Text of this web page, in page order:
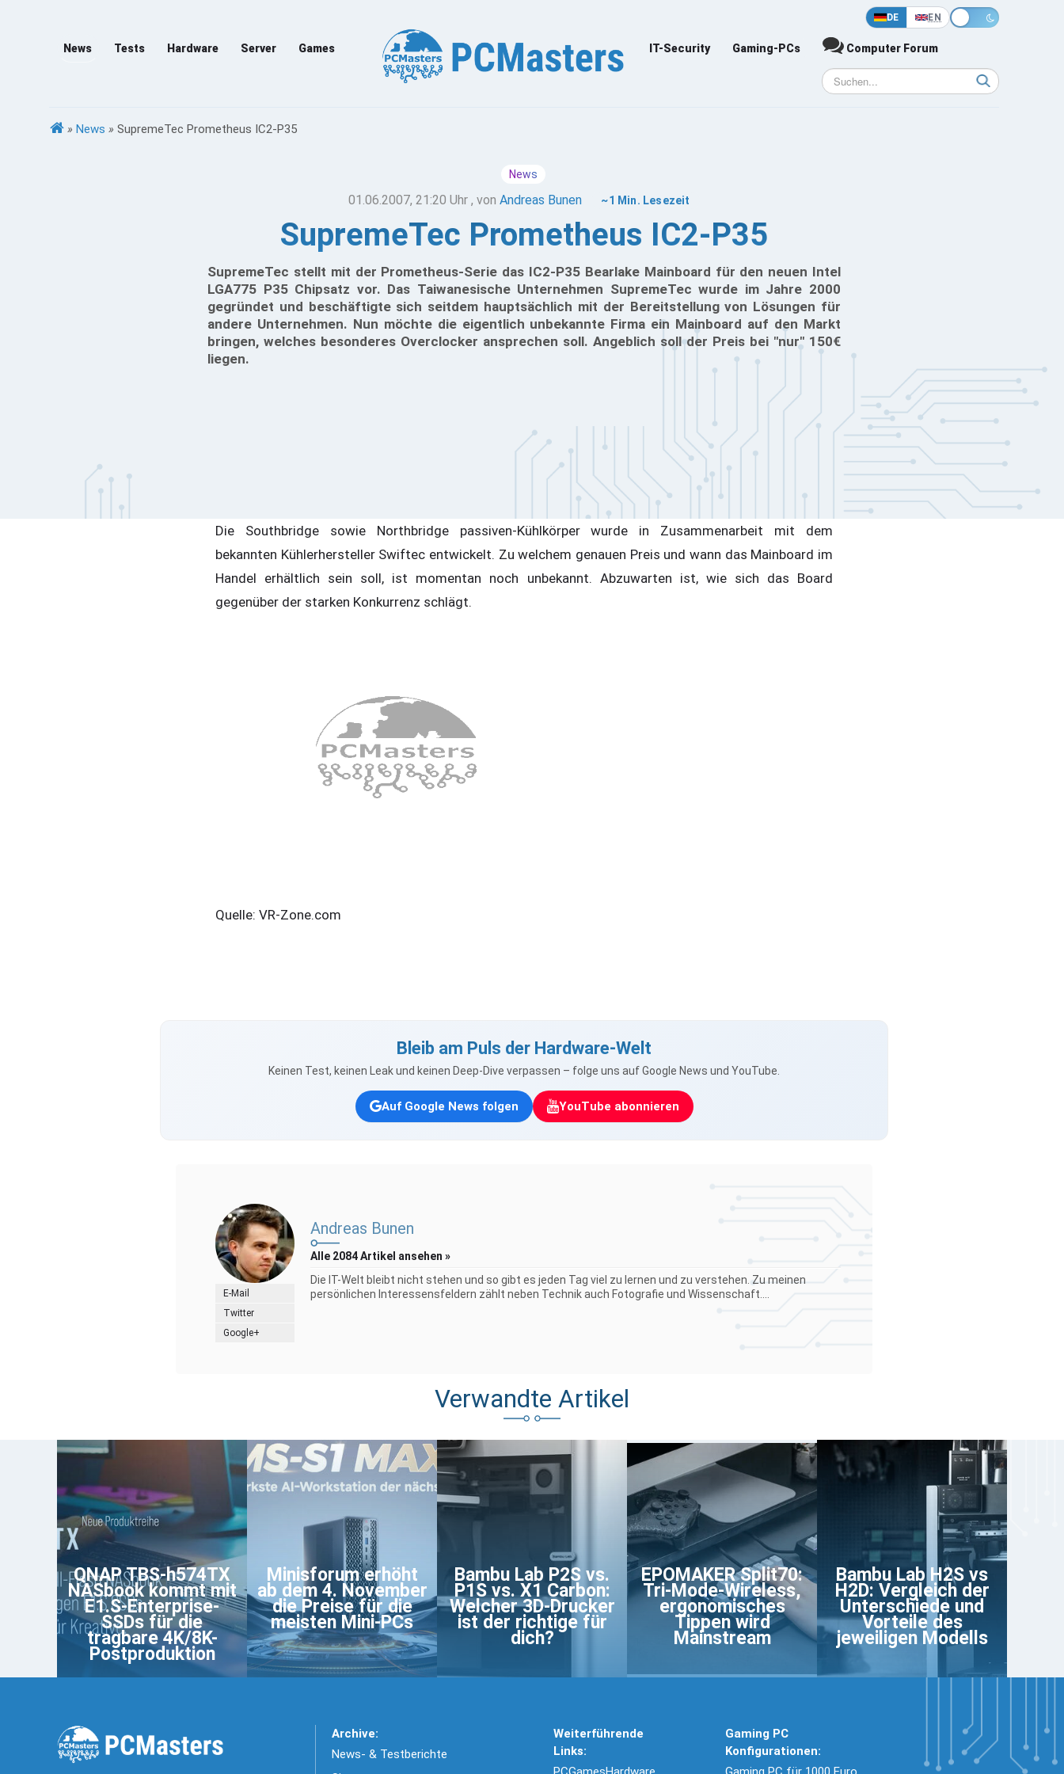
DE EN
News Tests Hardware Server Games IT-Security Gaming-PCs Computer Forum
» News » SupremeTec Prometheus IC2-P35
News
01.06.2007, 21:20 Uhr , vonAndreas Bunen ~1 Min. Lesezeit
SupremeTec Prometheus IC2-P35
SupremeTec stellt mit der Prometheus-Serie das IC2-P35 Bearlake Mainboard für den neuen Intel
LGA775 P35 Chipsatz vor. Das Taiwanesische Unternehmen SupremeTec wurde im Jahre 2000
gegründet und beschäftigte sich seitdem hauptsächlich mit der Bereitstellung von Lösungen für
andere Unternehmen. Nun möchte die eigentlich unbekannte Firma ein Mainboard auf den Markt
bringen, welches besonderes Overclocker ansprechen soll. Angeblich soll der Preis bei "nur" 150€
liegen.
Die Southbridge sowie Northbridge passiven-Kühlkörper wurde in Zusammenarbeit mit dem
bekannten Kühlerhersteller Swiftec entwickelt. Zu welchem genauen Preis und wann das Mainboard im
Handel erhältlich sein soll, ist momentan noch unbekannt. Abzuwarten ist, wie sich das Board
gegenüber der starken Konkurrenz schlägt.
Quelle: VR-Zone.com
Bleib am Puls der Hardware-Welt
Keinen Test, keinen Leak und keinen Deep-Dive verpassen – folge uns auf Google News und YouTube.
Auf Google News folgen YouTube abonnieren
E-Mail
Twitter
Google+
Andreas Bunen
Alle 2084 Artikel ansehen »
Die IT-Welt bleibt nicht stehen und so gibt es jeden Tag viel zu lernen und zu verstehen. Zu meinen
persönlichen Interessensfeldern zählt neben Technik auch Fotografie und Wissenschaft....
Verwandte Artikel
QNAP TBS-h574TX
NASbook kommt mit
E1.S-Enterprise-
SSDs für die
tragbare 4K/8K-
Postproduktion
Minisforum erhöht
ab dem 4. November
die Preise für die
meisten Mini-PCs
Bambu Lab P2S vs.
P1S vs. X1 Carbon:
Welcher 3D-Drucker
ist der richtige für
dich?
EPOMAKER Split70:
Tri-Mode-Wireless,
ergonomisches
Tippen wird
Mainstream
Bambu Lab H2S vs
H2D: Vergleich der
Unterschiede und
Vorteile des
jeweiligen Modells
Archive:
News- & Testberichte
Weiterführende
Links:
Gaming PC
Konfigurationen: